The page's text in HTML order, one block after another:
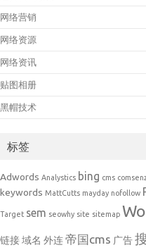
网络营销
网络资源
网络资讯
贴图相册
黑帽技术
标签
Adwords Analystics bing cms
keywords MattCutts mayday nofollow
Target sem seowhy site sitemap
链接域名 外连帝国cms 广告